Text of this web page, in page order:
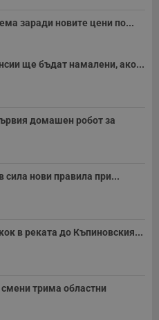
заради новите цени по...
ще бъдат намалени, ако...
домашен робот за
сила нови правила при...
в реката до Къпиновския...
трима областни